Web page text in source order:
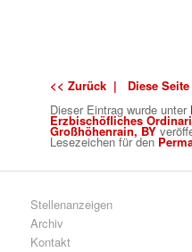
<< Zurück |
Diese
Dieser Eintrag wurdeunter
Erzbischöfliches
Großhöhenrain, BY
Lesezeichen für den
Stellenanzeigen
Archiv
Kontakt